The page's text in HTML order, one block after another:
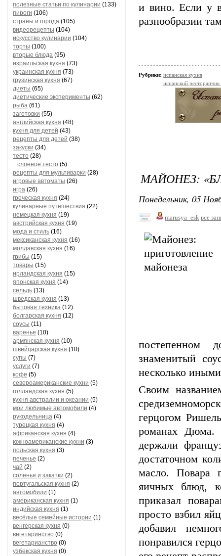
полезные статьи по кулинарии (133)
пироги (106)
страны и города (105)
видеорецепты (104)
искусство кулинарии (104)
торты (100)
вторые блюда (95)
израильская кухня (73)
украинская кухня (73)
грузинская кухня (67)
диеты (65)
диетические эксперименты (62)
рыба (61)
заготовки (55)
английская кухня (48)
кухня для детей (43)
рецепты для детей (38)
закуски (34)
тесто (28)
слоёное тесто (5)
рецепты для мультиварки (28)
игровые автоматы (26)
игра (26)
греческая кухня (24)
кулинарные путешествия (22)
немецкая кухня (19)
австрийская кухня (19)
мода и стиль (16)
мексиканская кухня (16)
молдавская кухня (16)
грибы (15)
товары (15)
ирландская кухня (15)
японская кухня (14)
сельдь (13)
шведская кухня (13)
бытовая техника (12)
болгарская кухня (12)
соусы (11)
варенье (10)
армянская кухня (10)
швейцарская кухня (10)
супы (7)
услуги (7)
кофе (5)
североамериканские кухни (5)
голландская кухня (5)
кухня австралии и океании (5)
мои любимые автомобили (4)
рукодельница (4)
турецкая кухня (4)
африканская кухня (4)
южноамериканские кухни (3)
польская кухня (3)
печенье (2)
чай (2)
соленья и закатки (2)
португальская кухня (2)
автомобили (1)
американская кухня (1)
индийская кухня (1)
весёлые семейные истории (1)
венгерская кухня (0)
вегетаринство (0)
вегетарианство (0)
узбекская кухня (0)
и вино. Если у
разнообразии
Рубрики: испанская кухня
испанский
МАЙОНЕЗ:
Понедельник, 05
marusya_esk все
постепенном
знаменитый
несколько
Своим
герцогом
романах Дюма.
держали
достаточном
масло. Повара
яичных блюд,
приказал
просто взбил
добавил
понравился